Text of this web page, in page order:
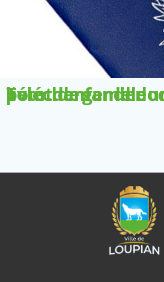
Télécharger le document pour demander un nouveau livret de famille